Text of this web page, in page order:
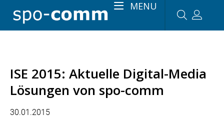
MENU
ISE 2015: Aktuelle Digital-Media
Lösungen von spo-comm
30.01.2015